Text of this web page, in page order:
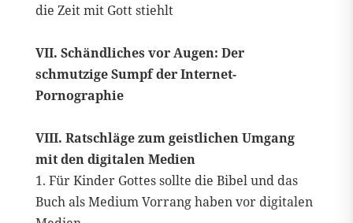
die Zeit mit Gott stiehlt
VII. Schändliches vor Augen: Der
schmutzige Sumpf der Internet-
Pornographie
VIII. Ratschläge zum geistlichen Umgang
mit den digitalen Medien
1. Für Kinder Gottes sollte die Bibel und das
Buch als Medium Vorrang haben vor digitalen